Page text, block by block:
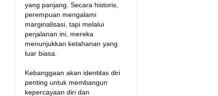
yang panjang. Secara historis,
perempuan mengalami
marginalisasi, tapi melalui
perjalanan ini, mereka
menunjukkan ketahanan yang
luar biasa.
Kebanggaan akan identitas diri
penting untuk membangun
kepercayaan diri dan